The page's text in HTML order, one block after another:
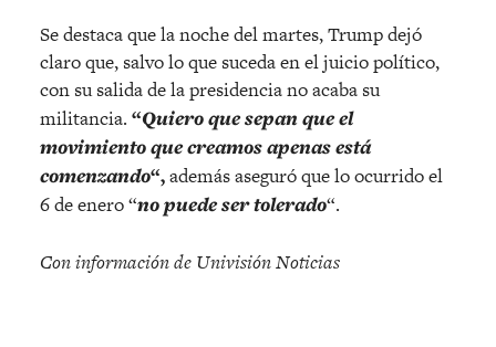
Se destaca que la noche del martes, Trump dejó
claro que, salvo lo que suceda en el juicio político,
con su salida de la presidencia no acaba su
militancia. “Quiero que sepan que el
movimiento que creamos apenas está
comenzando“,además aseguró que lo ocurrido el
6 de enero “no puede ser tolerado“.
Con información de Univisión Noticias